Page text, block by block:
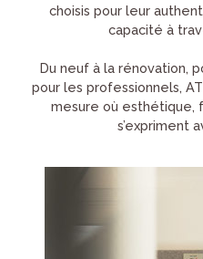
choisis pour leur
capacité à
Du neuf à la rénovation,
pour les professionnels,
mesure où
s’expriment